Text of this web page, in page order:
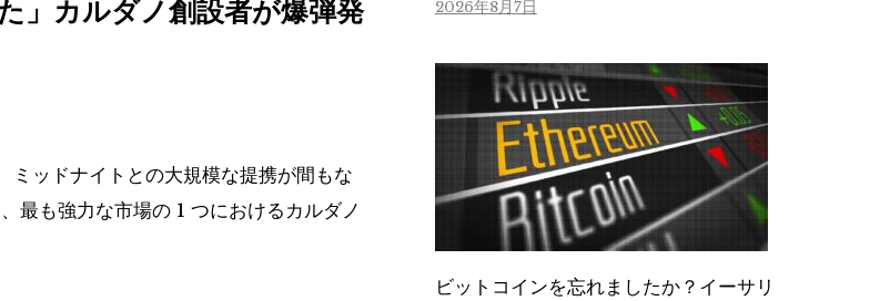
」カルダノ創設者が爆弾発
ッドナイトとの大規模な提携が間もな
最も強力な市場の 1 つにおけるカルダノ
2026年8月7日
ビットコインを忘れましたか？イーサリ